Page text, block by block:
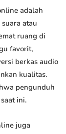
adalah
atau
ruang di
favorit,
berkas audio
kualitas.
pengunduh
ini.
juga